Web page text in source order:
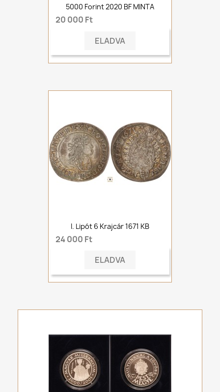
5000 Forint 2020 BF MINTA
20 000 Ft
ELADVA
I. Lipót 6 Krajcár 1671 KB
24 000 Ft
ELADVA